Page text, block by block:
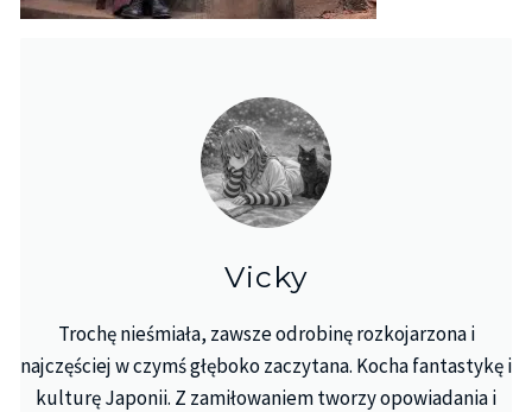
Vicky
Trochę nieśmiała, zawsze odrobinę rozkojarzona i
najczęściej w czymś głęboko zaczytana. Kocha fantastykę i
kulturę Japonii. Z zamiłowaniem tworzy opowiadania i